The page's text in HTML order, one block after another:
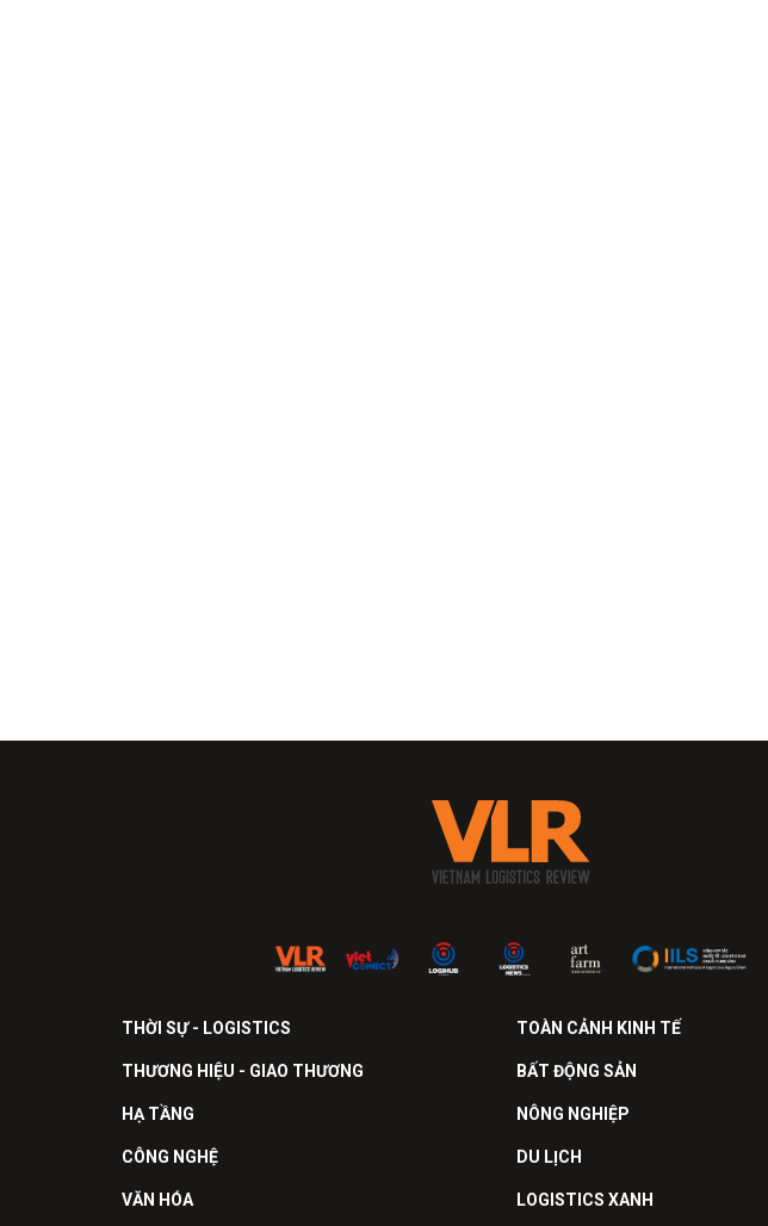
THỜI SỰ - LOGISTICS TOÀN CẢNH KINH TẾ
THƯƠNG HIỆU - GIAO THƯƠNG BẤT ĐỘNG SẢN
HẠ TẦNG NÔNG NGHIỆP
CÔNG NGHỆ DU LỊCH
VĂN HÓA LOGISTICS XANH